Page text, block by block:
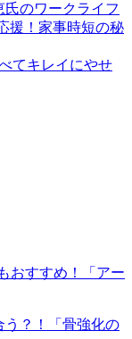
氏のワークライフ
援！家事時短の秘
てキレイにやせ
おすすめ！「アー
う？！「骨強化の